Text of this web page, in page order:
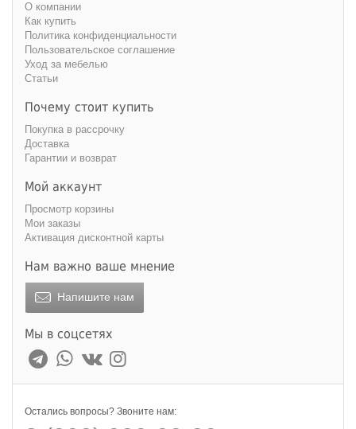
О компании
Как купить
Политика конфиденциальности
Пользовательское соглашение
Уход за мебелью
Статьи
Почему стоит купить
Покупка в рассрочку
Доставка
Гарантии и возврат
Мой аккаунт
Просмотр корзины
Мои заказы
Активация дисконтной карты
Нам важно ваше мнение
Напишите нам
Мы в соцсетях
Остались вопросы? Звоните нам: